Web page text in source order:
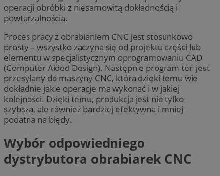
operacji obróbki z niesamowitą dokładnością i
powtarzalnością.
Proces pracy z obrabianiem CNC jest stosunkowo
prosty – wszystko zaczyna się od projektu części lub
elementu w specjalistycznym oprogramowaniu CAD
(Computer Aided Design). Następnie program ten jest
przesyłany do maszyny CNC, która dzięki temu wie
dokładnie jakie operacje ma wykonać i w jakiej
kolejności. Dzięki temu, produkcja jest nie tylko
szybsza, ale również bardziej efektywna i mniej
podatna na błędy.
Wybór odpowiedniego
dystrybutora obrabiarek CNC